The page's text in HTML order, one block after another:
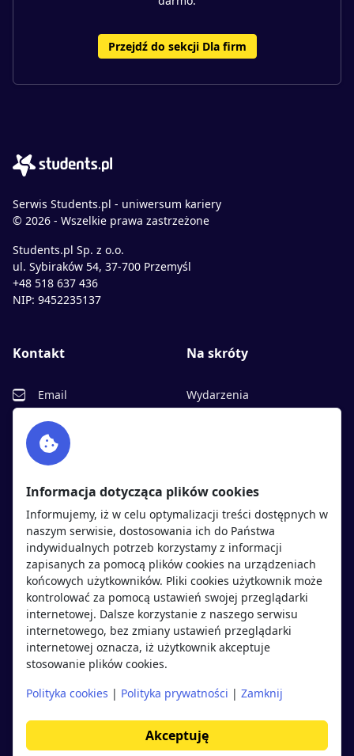
Przejdź do sekcji Dla firm
Serwis Students.pl - uniwersum kariery
© 2026 - Wszelkie prawa zastrzeżone
Students.pl Sp. z o.o.
ul. Sybiraków 54, 37-700 Przemyśl
+48 518 637 436
NIP: 9452235137
Kontakt
Email
Facebook
Twitter
Na skróty
Wydarzenia
Polityka cookies
Polityka prywatności
Kandydaci
Regulamin kandydata
Oferty pracy
Pracodawcy
Opinie o pracodawcach
Blog
Pracodawcy
Regulamin pracodawcy
Dodaj ogłoszenie
Informacja dotycząca plików cookies
Informujemy, iż w celu optymalizacji treści dostępnych w
naszym serwisie, dostosowania ich do Państwa
indywidualnych potrzeb korzystamy z informacji
zapisanych za pomocą plików cookies na urządzeniach
końcowych użytkowników. Pliki cookies użytkownik może
kontrolować za pomocą ustawień swojej przeglądarki
internetowej. Dalsze korzystanie z naszego serwisu
internetowego, bez zmiany ustawień przeglądarki
internetowej oznacza, iż użytkownik akceptuje
stosowanie plików cookies.
Polityka cookies | Polityka prywatności | Zamknij
Akceptuję